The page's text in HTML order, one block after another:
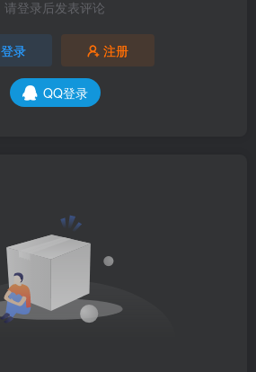
请登录后发表评论
登录 注册
QQ登录